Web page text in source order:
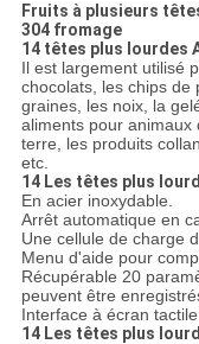
Fruits à plusieurs
304 fromage
14 têtes plus lourdes
Il est largement utilisé
chocolats, les chips de
graines, les noix, la
aliments pour animaux
terre, les produits
etc.
14 Les têtes plus
En acier inoxydable.
Arrêt automatique en
Une cellule de charge
Menu d'aide pour
Récupérable 20
peuvent être
Interface à écran
14 Les têtes plus